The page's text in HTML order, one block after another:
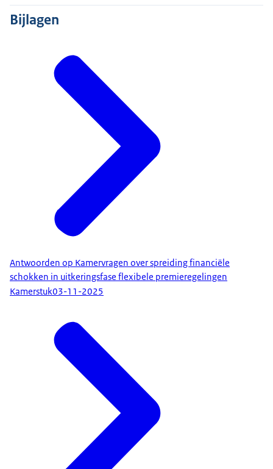
Bijlagen
Antwoorden op Kamervragen over spreiding financiële
schokken in uitkeringsfase flexibele premieregelingen
Kamerstuk03-11-2025